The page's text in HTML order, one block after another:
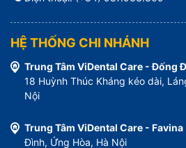
HỆ THỐNG CHI NHÁNH
Trung Tâm ViDental Care - Đống
18 Huỳnh Thúc Kháng kéo dài,
Nội
Trung Tâm ViDental Care - Favina
Đình, Ứng Hòa, Hà Nội